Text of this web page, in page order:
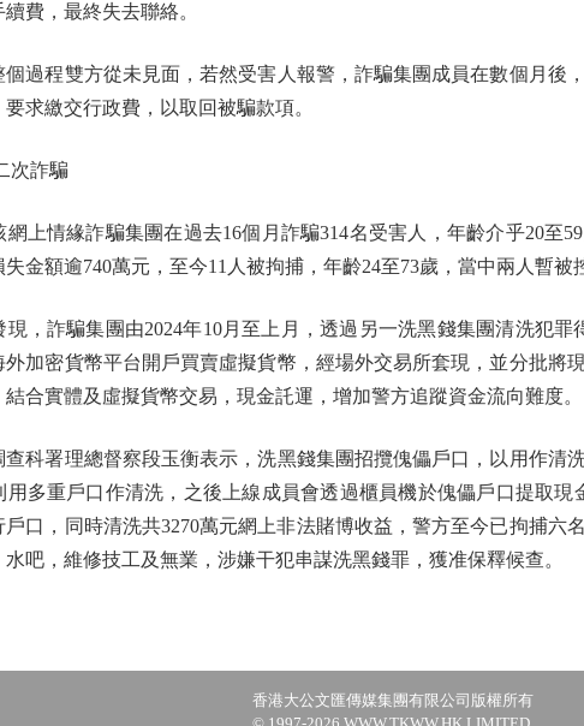
費，最終失去聯絡。
程雙方從未見面，若然受害人報警，詐騙集團成員在數個月後
求繳交行政費，以取回被騙款項。
詐騙
情緣詐騙集團在過去16個月詐騙314名受害人，年齡介乎20至59
金額逾740萬元，至今11人被拘捕，年齡24至73歲，當中兩人暫被
詐騙集團由2024年10月至上月，透過另一洗黑錢集團清洗犯罪
加密貨幣平台開戶買賣虛擬貨幣，經場外交易所套現，並分批將
合實體及虛擬貨幣交易，現金託運，增加警方追蹤資金流向難度。
署理總督察段玉衡表示，洗黑錢集團招攬傀儡戶口，以用作清
多重戶口作清洗，之後上線成員會透過櫃員機於傀儡戶口提取現
戶口，同時清洗共3270萬元網上非法賭博收益，警方至今已拘捕六
吧，維修技工及無業，涉嫌干犯串謀洗黑錢罪，獲准保釋候查。
香港大公文匯傳媒集團有限公司版權所有